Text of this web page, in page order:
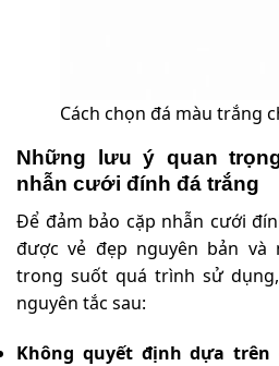
Cách chọn đá màu trắng
Những lưu ý quan
nhẫn cưới đính đá trắng
Để đảm bảo cặp nhẫn cưới
được vẻ đẹp nguyên bản và
trong suốt quá trình sử
nguyên tắc sau:
Không quyết định dựa trên